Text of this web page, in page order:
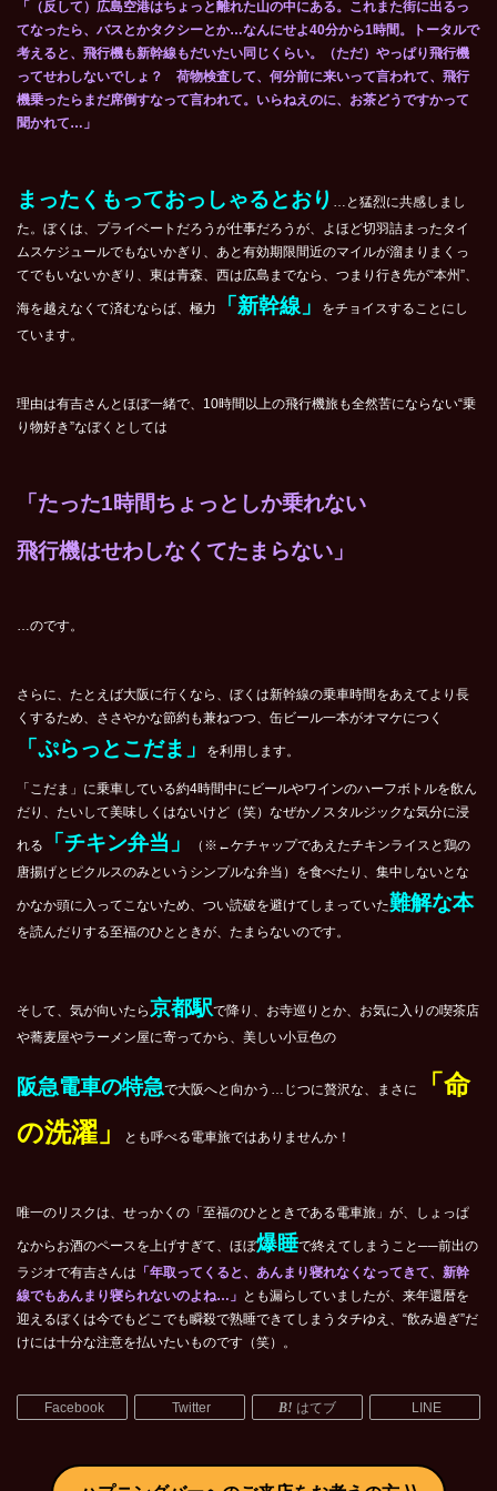
「（反して）広島空港はちょっと離れた山の中にある。これまた街に出るっ
てなったら、バスとかタクシーとか…なんにせよ40分から1時間。トータルで
考えると、飛行機も新幹線もだいたい同じくらい。（ただ）やっぱり飛行機
ってせわしないでしょ？ 荷物検査して、何分前に来いって言われて、飛行
機乗ったらまだ席倒すなって言われて。いらねえのに、お茶どうですかって
聞かれて…」
まったくもっておっしゃるとおり …と猛烈に共感しまし
た。ぼくは、プライベートだろうが仕事だろうが、よほど切羽詰まったタイ
ムスケジュールでもないかぎり、あと有効期限間近のマイルが溜まりまくっ
てでもいないかぎり、東は青森、西は広島までなら、つまり行き先が“本州”、
海を越えなくて済むならば、極力 「新幹線」
をチョイスすることにし
ています。
理由は有吉さんとほぼ一緒で、10時間以上の飛行機旅も全然苦にならない“乗
り物好き”なぼくとしては
「たった1時間ちょっとしか乗れない
飛行機はせわしなくてたまらない」
…のです。
さらに、たとえば大阪に行くなら、ぼくは新幹線の乗車時間をあえてより長
くするため、ささやかな節約も兼ねつつ、缶ビール一本がオマケにつく
「ぷらっとこだま」 を利用します。
「こだま」に乗車している約4時間中にビールやワインのハーフボトルを飲ん
だり、たいして美味しくはないけど（笑）なぜかノスタルジックな気分に浸
れる 「チキン弁当」
（※←ケチャップであえたチキンライスと鶏の
唐揚げとピクルスのみというシンプルな弁当）を食べたり、集中しないとな
かなか頭に入ってこないため、つい読破を避けてしまっていた難解な本
を読んだりする至福のひとときが、たまらないのです。
そして、気が向いたら京都駅で降り、お寺巡りとか、お気に入りの喫茶店
や蕎麦屋やラーメン屋に寄ってから、美しい小豆色の
阪急電車の特急で大阪へと向かう…じつに贅沢な、まさに
「命
の洗濯」
とも呼べる電車旅ではありませんか！
唯一のリスクは、せっかくの「至福のひとときである電車旅」が、しょっぱ
なからお酒のペースを上げすぎて、ほぼ爆睡で終えてしまうこと──前出の
ラジオで有吉さんは 「年取ってくると、あんまり寝れなくなってきて、新幹
線でもあんまり寝られないのよね…」 とも漏らしていましたが、来年還暦を
迎えるぼくは今でもどこでも瞬殺で熟睡できてしまうタチゆえ、“飲み過ぎ”だ
けには十分な注意を払いたいものです（笑）。
Facebook Twitter はてブ LINE